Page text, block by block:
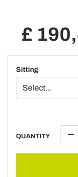
£
Sitting
QUANTITY